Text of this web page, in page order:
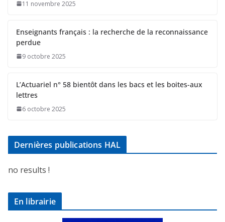
11 novembre 2025
Enseignants français : la recherche de la reconnaissance
perdue
9 octobre 2025
L’Actuariel n° 58 bientôt dans les bacs et les boites-aux
lettres
6 octobre 2025
Dernières publications HAL
no results !
En librairie